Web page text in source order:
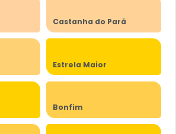
Castanha do Pará
Estrela Maior
Bonfim